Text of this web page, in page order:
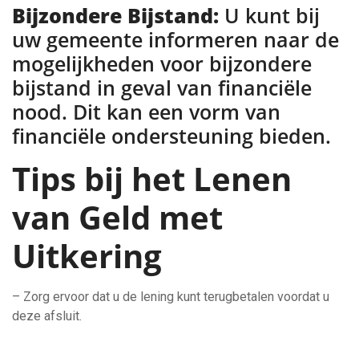
Bijzondere Bijstand: U kunt bij
uw gemeente informeren naar de
mogelijkheden voor bijzondere
bijstand in geval van financiële
nood. Dit kan een vorm van
financiële ondersteuning bieden.
Tips bij het Lenen
van Geld met
Uitkering
– Zorg ervoor dat u de lening kunt terugbetalen voordat u
deze afsluit.